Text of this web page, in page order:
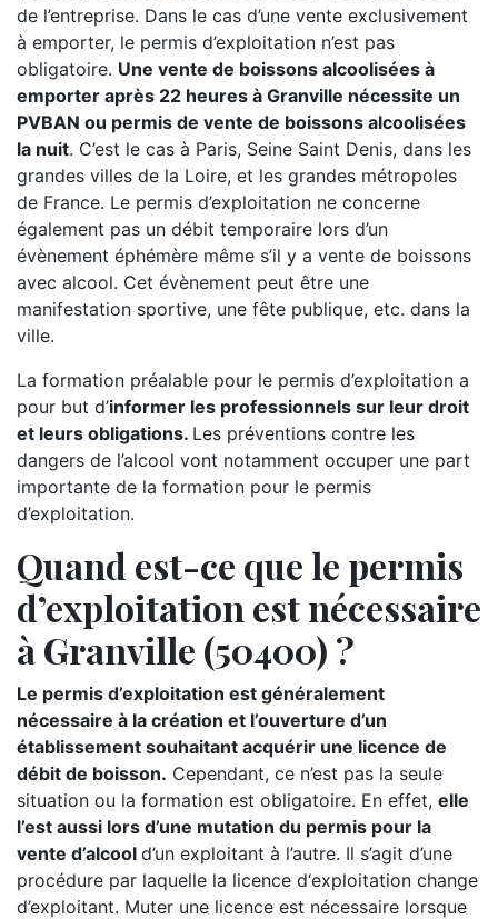
de l’entreprise. Dans le cas d’une vente exclusivement
à emporter, le permis d’exploitation n’est pas
obligatoire. Une vente de boissons alcoolisées à
emporter après 22 heures à Granville nécessite un
PVBAN ou permis de vente de boissons alcoolisées
la nuit. C’est le cas à Paris, Seine Saint Denis, dans les
grandes villes de la Loire, et les grandes métropoles
de France. Le permis d’exploitation ne concerne
également pas un débit temporaire lors d’un
évènement éphémère même s’il y a vente de boissons
avec alcool. Cet évènement peut être une
manifestation sportive, une fête publique, etc. dans la
ville.
La formation préalable pour le permis d’exploitation a
pour but d’informer les professionnels sur leur droit
et leurs obligations. Les préventions contre les
dangers de l’alcool vont notamment occuper une part
importante de la formation pour le permis
d’exploitation.
Quand est-ce que le permis
d’exploitation est nécessaire
à Granville (50400) ?
Le permis d’exploitation est généralement
nécessaire à la création et l’ouverture d’un
établissement souhaitant acquérir une licence de
débit de boisson. Cependant, ce n’est pas la seule
situation ou la formation est obligatoire. En effet, elle
l’est aussi lors d’une mutation du permis pour la
vente d’alcool d’un exploitant à l’autre. Il s’agit d’une
procédure par laquelle la licence d‘exploitation change
d’exploitant. Muter une licence est nécessaire lorsque